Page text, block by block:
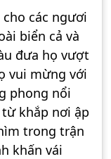
các ngươi
biển cả và
đưa họ vượt
vui mừng với
phong nổi
khắp nơi ập
trong trận
khấn vái